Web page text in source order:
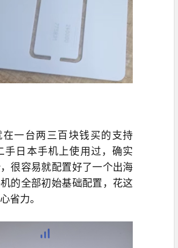
在一台两三百块钱买的支持
手日本手机上使用过，确实
很容易就配置好了一个出海
的全部初始基础配置，花这
省力。